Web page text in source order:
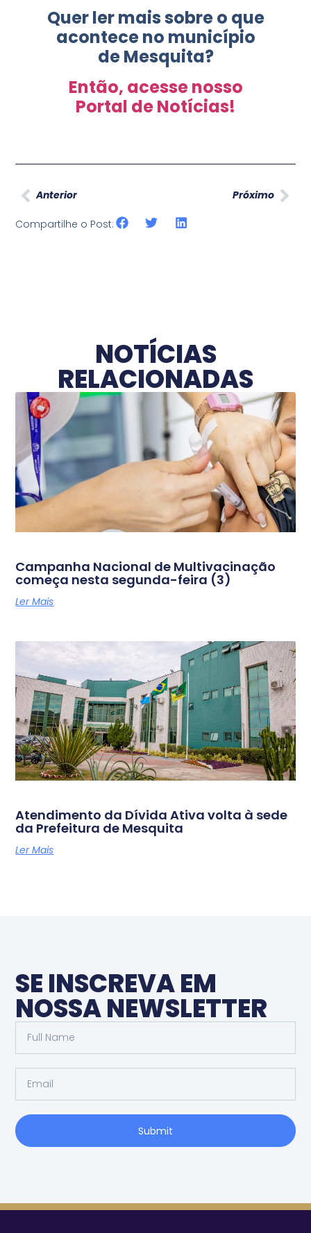
Quer ler mais sobre o que
acontece no município
de Mesquita?
Então, acesse nosso
Portal de Notícias!
Anterior Próximo
Compartilhe o Post:
NOTÍCIAS
RELACIONADAS
Campanha Nacional de Multivacinação
começa nesta segunda-feira (3)
Ler Mais
Atendimento da Dívida Ativa volta à sede
da Prefeitura de Mesquita
Ler Mais
SE INSCREVA EM
NOSSA NEWSLETTER
Submit